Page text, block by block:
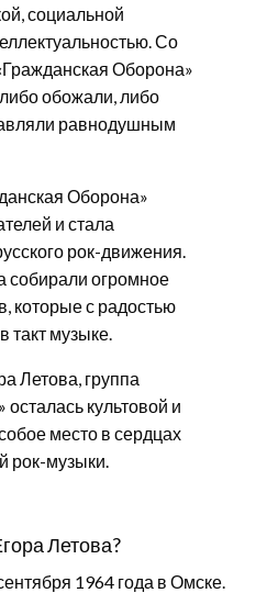
социальной
Со
Оборона»
обожали, либо
равнодушным
Оборона»
и стала
рок-движения.
собирали огромное
которые с радостью
такт музыке.
Летова, группа
культовой и
место в сердцах
рок-музыки.
Летова?
1964 года в Омске.